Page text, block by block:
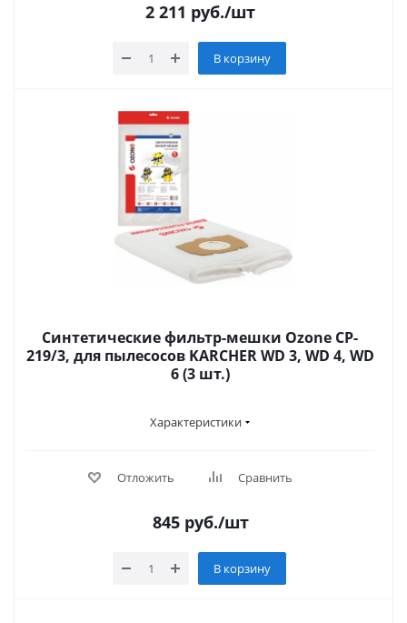
2 211 руб./шт
В корзину
Синтетические фильтр-мешки Ozone CP-
219/3, для пылесосов KARCHER WD 3, WD 4, WD
6 (3 шт.)
Характеристики
Отложить Сравнить
845руб./шт
В корзину